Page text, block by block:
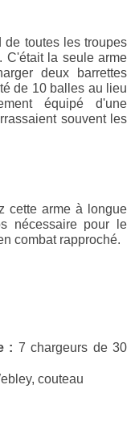
C'était la seule arme
deux barrettes
de 10 balles au lieu
équipé d'une
souvent les
nécessaire pour le
combat rapproché.
: 7 chargeurs de 30
couteau